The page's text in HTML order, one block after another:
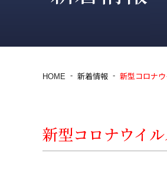
HOME 新着情報 新型コロナ
新型コロナウイ